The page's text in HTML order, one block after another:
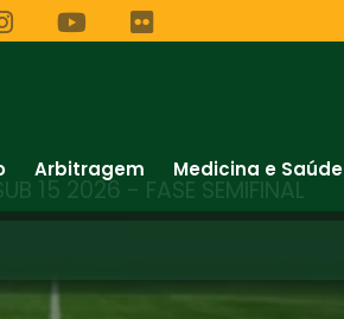
Arbitragem Medicina e Saúde
15 2026 - FASE SEMIFINAL